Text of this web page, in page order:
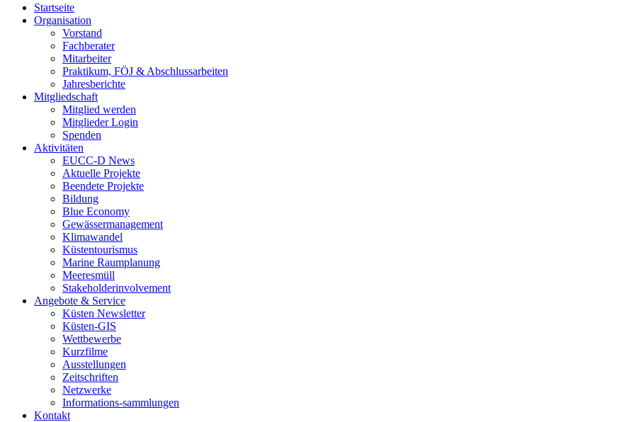
Startseite
Organisation
Vorstand
Fachberater
Mitarbeiter
Praktikum, FÖJ & Abschlussarbeiten
Jahresberichte
Mitgliedschaft
Mitglied werden
Mitglieder Login
Spenden
Aktivitäten
EUCC-D News
Aktuelle Projekte
Beendete Projekte
Bildung
Blue Economy
Gewässermanagement
Klimawandel
Küstentourismus
Marine Raumplanung
Meeresmüll
Stakeholderinvolvement
Angebote & Service
Küsten Newsletter
Küsten-GIS
Wettbewerbe
Kurzfilme
Ausstellungen
Zeitschriften
Netzwerke
Informations-sammlungen
Kontakt